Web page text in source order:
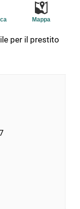
Mappa
per il prestito